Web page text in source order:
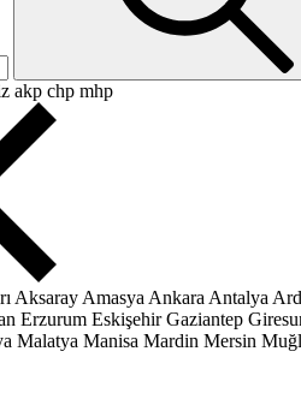
akp chp mhp
Aksaray Amasya Ankara Antalya
Erzurum Eskişehir Gaziantep
Malatya Manisa Mardin Mersin